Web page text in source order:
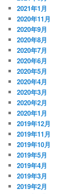
2021年1月
2020年11月
2020年9月
2020年8月
2020年7月
2020年6月
2020年5月
2020年4月
2020年3月
2020年2月
2020年1月
2019年12月
2019年11月
2019年10月
2019年5月
2019年4月
2019年3月
2019年2月